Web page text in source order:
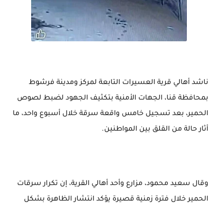
ناشد أهالي قرية العسيرات التابعة لمركز ومدينة فرشوط
بمحافظة قنا، الجهات الأمنية بتكثيف الجهود لضبط لصوص
الحمير، بعد تسجيل خامس واقعة سرقة خلال أسبوع واحد، ما
أثار حالة من القلق بين المواطنين.
وقال سعيد محمود، مزارع وأحد أهالي القرية، إن تكرار سرقات
الحمير خلال فترة زمنية قصيرة يؤكد انتشار الظاهرة بشكل